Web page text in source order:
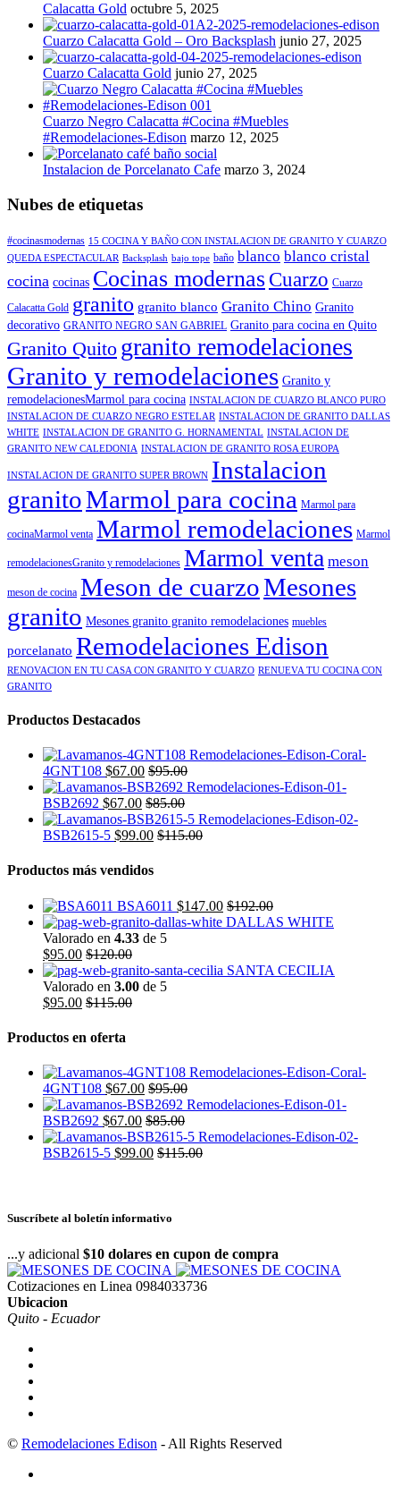
Calacatta Gold octubre 5, 2025
Cuarzo Calacatta Gold – Oro Backsplash junio 27, 2025
Cuarzo Calacatta Gold junio 27, 2025
Cuarzo Negro Calacatta #Cocina #Muebles
#Remodelaciones-Edison marzo 12, 2025
Instalacion de Porcelanato Cafe marzo 3, 2024
Nubes de etiquetas
#cocinasmodernas 15 COCINA Y BAÑO CON INSTALACION DE GRANITO Y CUARZO
QUEDA ESPECTACULAR Backsplash bajo tope baño blanco blanco cristal
cocina cocinas Cocinas modernas Cuarzo Cuarzo
Calacatta Gold granito granito blanco Granito Chino Granito
decorativo GRANITO NEGRO SAN GABRIEL Granito para cocina en Quito
Granito Quito granito remodelaciones
Granito y remodelaciones Granito y
remodelacionesMarmol para cocina INSTALACION DE CUARZO BLANCO PURO
INSTALACION DE CUARZO NEGRO ESTELAR INSTALACION DE GRANITO DALLAS
WHITE INSTALACION DE GRANITO G. HORNAMENTAL INSTALACION DE
GRANITO NEW CALEDONIA INSTALACION DE GRANITO ROSA EUROPA
INSTALACION DE GRANITO SUPER BROWN Instalacion
granitoMarmol para cocina Marmol para
cocinaMarmol venta Marmol remodelaciones Marmol
remodelacionesGranito y remodelaciones Marmol venta meson
meson de cocina Meson de cuarzoMesones
granito Mesones granito granito remodelaciones muebles
porcelanato Remodelaciones Edison
RENOVACION EN TU CASA CON GRANITO Y CUARZO RENUEVA TU COCINA CON
GRANITO
Productos Destacados
4GNT108 $67.00 $95.00
BSB2692 $67.00 $85.00
BSB2615-5 $99.00 $115.00
Productos más vendidos
BSA6011 $147.00 $192.00
DALLAS WHITE
Valorado en 4.33 de 5
$95.00 $120.00
SANTA CECILIA
Valorado en 3.00 de 5
$95.00 $115.00
Productos en oferta
4GNT108 $67.00 $95.00
BSB2692 $67.00 $85.00
BSB2615-5 $99.00 $115.00
Suscríbete al boletín informativo
...y adicional $10 dolares en cupon de compra
Cotizaciones en Linea 0984033736
Ubicacion
Quito - Ecuador
© Remodelaciones Edison - All Rights Reserved